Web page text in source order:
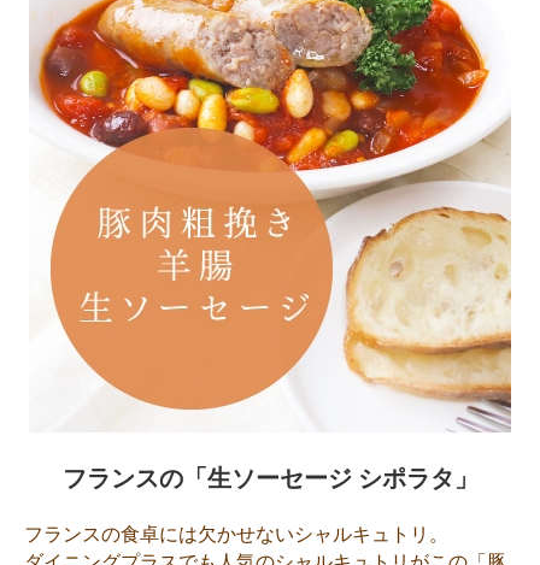
フランスの「生ソーセージ シポラタ」
フランスの食卓には欠かせないシャルキュトリ。